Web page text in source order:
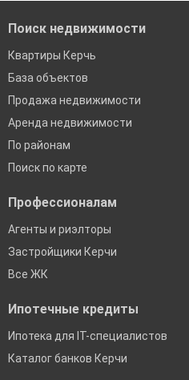
Поиск недвижимости
Квартиры Керчь
База объектов
Продажа недвижимости
Аренда недвижимости
По районам
Поиск по карте
Профессионалам
Агенты и риэлторы
Застройщики Керчи
Все ЖК
Ипотечные кредиты
Ипотека для IT-специалистов
Каталог банков Керчи